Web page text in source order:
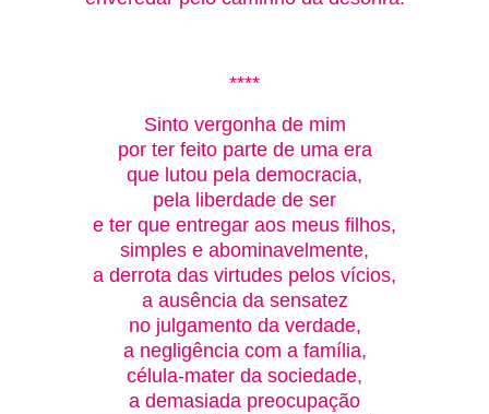
****
Sinto vergonha de mim
por ter feito parte de uma era
que lutou pela democracia,
pela liberdade de ser
e ter que entregar aos meus filhos,
simples e abominavelmente,
a derrota das virtudes pelos vícios,
a ausência da sensatez
no julgamento da verdade,
a negligência com a família,
célula-mater da sociedade,
a demasiada preocupação